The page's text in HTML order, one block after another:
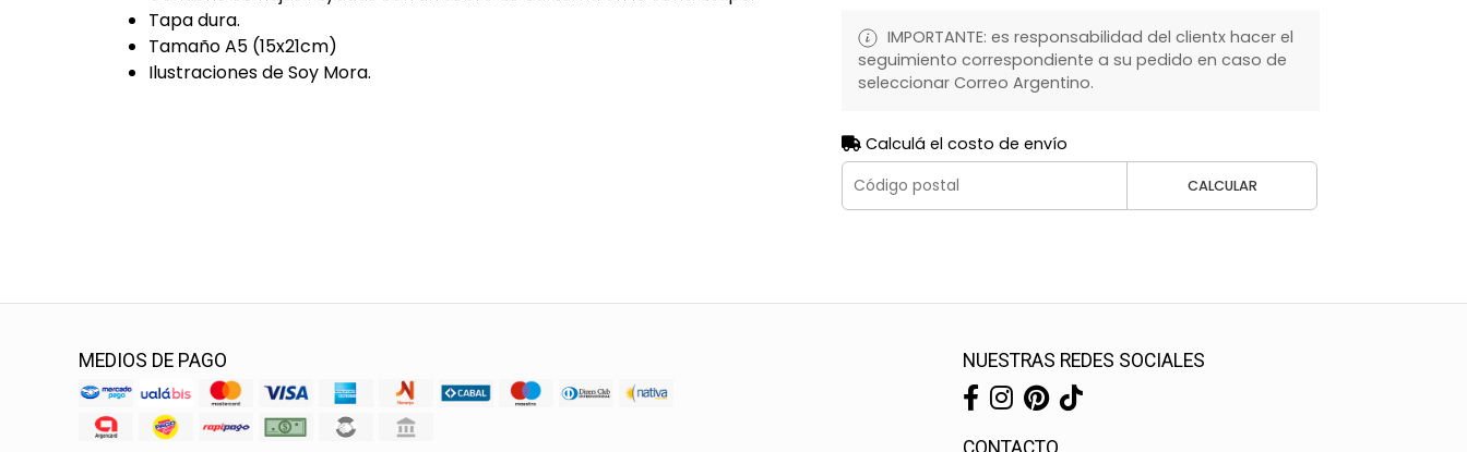
Tapa dura.
Tamaño A5 (15x21cm)
Ilustraciones de Soy Mora.
IMPORTANTE: es responsabilidad del clientx hacer el
seguimiento correspondiente a su pedido en caso de
seleccionar Correo Argentino.
Calculá el costo de envío
CALCULAR
MEDIOS DE PAGO NUESTRAS REDES SOCIALES
CONTACTO